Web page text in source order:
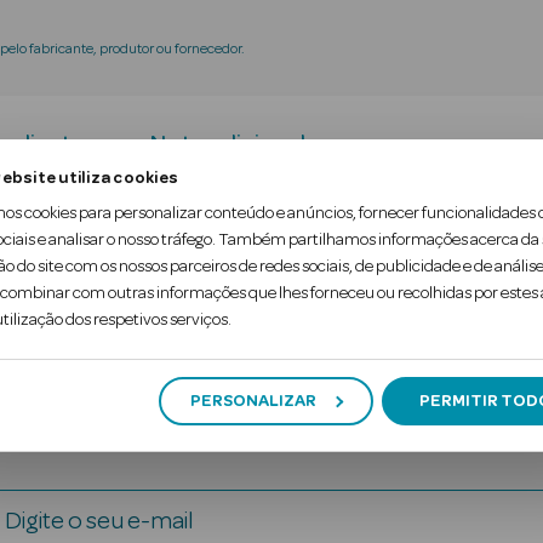
utiliza cookies
cookies para personalizar conteúdo e anúncios, fornecer funcionalidades
e analisar o nosso tráfego. Também partilhamos informações acerca da
do site com os nossos parceiros de redes sociais, de publicidade e de
com outras informações que lhes forneceu ou recolhidas por estes
dos respetivos serviços.
PERSONALIZAR PERMITIR
fabricante, produtor ou fornecedor.
Nota adicional
desenvolvida para proporcionar à fibra capilar
macios e sedosos.
Digite o seu e-mail